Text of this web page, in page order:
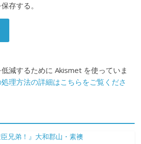
存する。
減するために Akismet を使っていま
理方法の詳細はこちらをご覧くださ